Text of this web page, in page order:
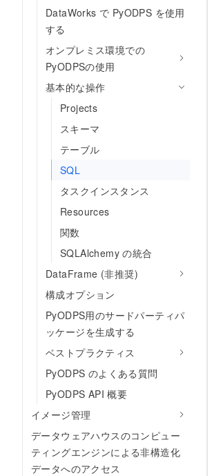
DataWorks で PyODPS を使用
する
オンプレミス環境での
PyODPSの使用
基本的な操作
Projects
スキーマ
テーブル
SQL
タスクインスタンス
Resources
関数
SQLAlchemy の統合
DataFrame (非推奨)
構成オプション
PyODPS用のサードパーティパ
ッケージを生成する
ベストプラクティス
PyODPS のよくある質問
PyODPS API 概要
イメージ管理
データウェアハウスのコンピュー
ティングエンジンによる非構造化
データへのアクセス